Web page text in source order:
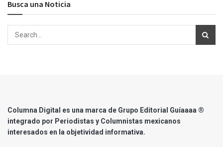
Busca una Noticia
Columna Digital es una marca de Grupo Editorial Guíaaaa ®
integrado por Periodistas y Columnistas mexicanos
interesados en la objetividad informativa.